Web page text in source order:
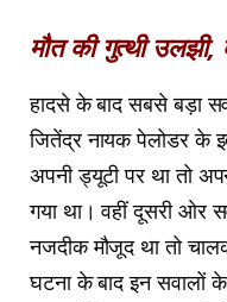
मौत की गुत्थी
हादसे के बाद सबसे बड़ा
जितेंद्र नायक पेलोडर के
अपनी ड्यूटी पर था तो
गया था। वहीं दूसरी ओर
नजदीक मौजूद था तो
घटना के बाद इन सवालों